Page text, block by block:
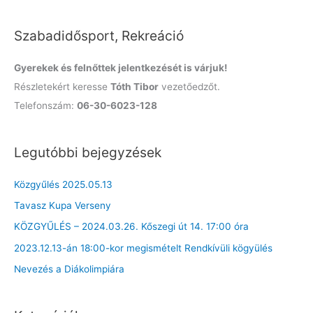
rSzabadidősport, Rekreáció
Gyerekek és felnőttek jelentkezését is várjuk!
Részletekért keresse Tóth Tibor vezetőedzőt.
Telefonszám: 06-30-6023-128
Legutóbbi bejegyzések
Közgyűlés 2025.05.13
Tavasz Kupa Verseny
KÖZGYŰLÉS – 2024.03.26. Kőszegi út 14. 17:00 óra
2023.12.13-án 18:00-kor megismételt Rendkívüli kögyülés
Nevezés a Diákolimpiára